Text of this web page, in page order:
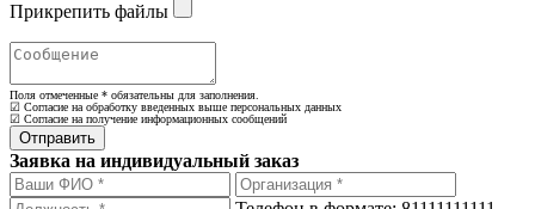
Прикрепить файлы
Поля отмеченные * обязательны для заполнения.
☑ Согласие на обработку введенных выше персональных данных
☑ Согласие на получение информационных сообщений
Заявка на индивидуальный заказ